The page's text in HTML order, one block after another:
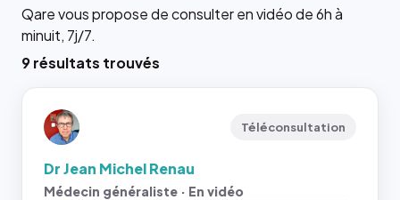
Qare vous propose de consulter en vidéo de 6h à
minuit, 7j/7.
9 résultats trouvés
Téléconsultation
Dr Jean Michel Renau
Médecin généraliste · En vidéo